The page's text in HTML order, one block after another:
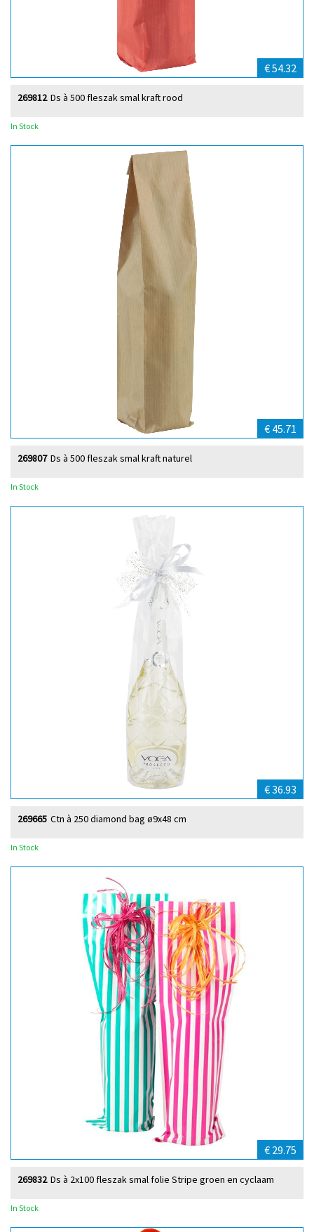
€ 54.32
Ds à 500 fleszak smal kraft rood
269812
In Stock
€ 45.71
Ds à 500 fleszak smal kraft naturel
269807
In Stock
€ 36.93
Ctn à 250 diamond bag ø9x48 cm
269665
In Stock
€ 29.75
Ds à 2x100 fleszak smal folie Stripe groen en cyclaam
269832
In Stock